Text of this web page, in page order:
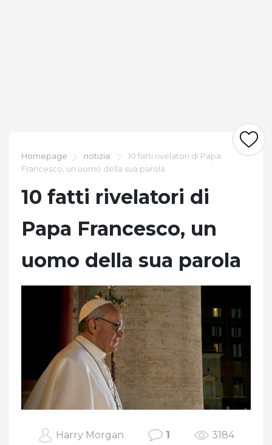
Homepage notizia
10 fatti rivelatori di Papa
Francesco, un uomo della sua parola
10 fatti rivelatori di
Papa Francesco, un
uomo della sua parola
Harry Morgan 1 3184